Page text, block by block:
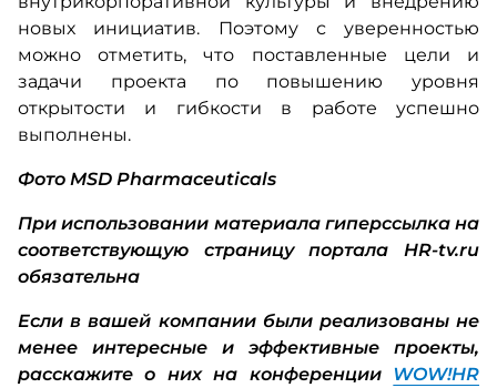
новых инициатив. Поэтому с уверенностью
можно отметить, что поставленные цели и
задачи проекта по повышению уровня
открытости и гибкости в работе успешно
выполнены.
Фото MSD Pharmaceuticals
При использовании материала гиперссылка на
соответствующую страницу портала HR-tv.ru
обязательна
Если в вашей компании были реализованы не
менее интересные и эффективные проекты,
расскажите о них на конференции WOW!HR